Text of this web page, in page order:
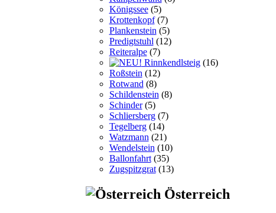
Königssee(5)
Krottenkopf(7)
Plankenstein (5)
Predigtstuhl (12)
Reiteralpe(7)
Rinnkendlsteig(16)
Roßstein (12)
Rotwand (8)
Schildenstein (8)
Schinder(5)
Schliersberg(7)
Tegelberg(14)
Watzmann (21)
Wendelstein (10)
Ballonfahrt(35)
Zugspitzgrat(13)
Österreich